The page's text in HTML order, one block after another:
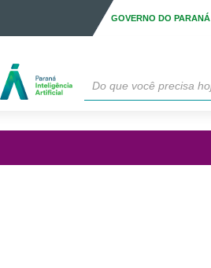
GOVERNO DO PARANÁ